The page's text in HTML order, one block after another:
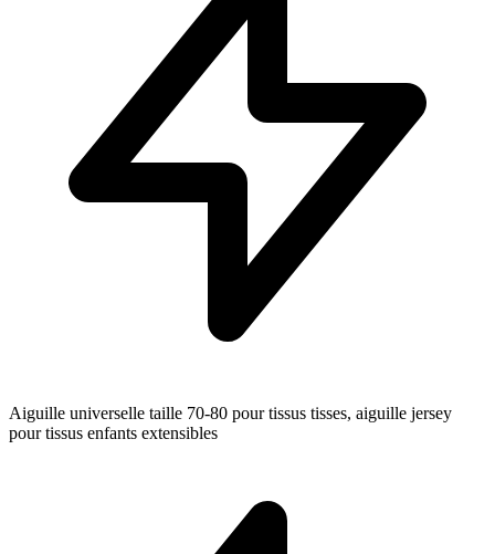
Aiguille universelle taille 70-80 pour tissus tisses, aiguille jersey
pour tissus enfants extensibles